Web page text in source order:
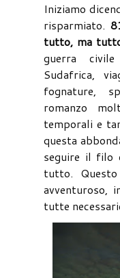
Iniziamo
risparmiato.
tutto, ma
guerra
Sudafrica,
fognature,
romanzo
temporali e
questa
seguire il filo
tutto.
avventuroso,
tutte